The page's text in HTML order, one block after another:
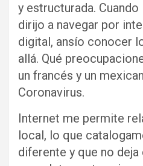
y estructurada.
dirijo a navegar por
digital, ansío conocer
allá. Qué
un francés y un
Coronavirus.
Internet me permite
local, lo que
diferente y que no deja